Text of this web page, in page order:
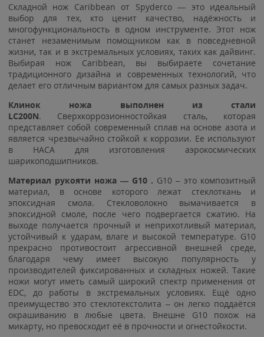
Складной нож Caribbean от Spyderco — это идеальный
выбор для тех, кто ценит качество, надёжность и
многофункциональность в одном инструменте. Этот нож
станет незаменимым помощником как в повседневной
жизни, так и в экстремальных условиях, таких как дайвинг.
Выбирая нож Caribbean, вы выбираете сочетание
традиционного дизайна и современных технологий, что
делает его отличным вариантом для самых разных задач.
Клинок ножа выполнен из стали
LC200N. Сверхкоррозионностойкая сталь, которая
представляет собой современный сплав на основе азота и
является чрезвычайно стойкой к коррозии. Ее используют
в НАСА для изготовления аэрокосмических
шарикоподшипников.
Материал рукояти ножа — G10 . G10 – это композитный
материал, в основе которого лежат стеклоткань и
эпоксидная смола. Стекловолокно вымачивается в
эпоксидной смоле, после чего подвергается сжатию. На
выходе получается прочный и неприхотливый материал,
устойчивый к ударам, влаге и высокой температуре. G10
прекрасно противостоит агрессивной внешней среде,
благодаря чему имеет высокую популярность у
производителей фиксированных и складных ножей. Такие
ножи могут иметь самый широкий спектр применения от
EDC, до работы в экстремальных условиях. Ещё одно
преимущество это стеклотекстолита – он легко поддаётся
окрашиванию в любые цвета. Внешне G10 похож на
микарту, но превосходит её в прочности и огнестойкости.